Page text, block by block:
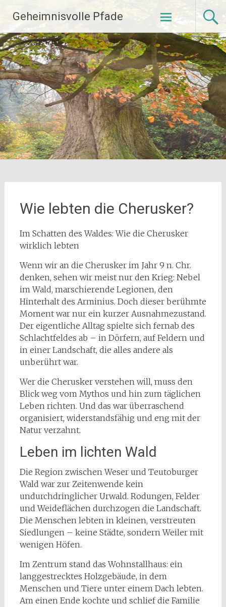
Inhalt
springen
Geheimnisvolle Pfade
Wie lebten die Cherusker?
Im Schatten des Waldes: Wie die Cherusker
wirklich lebten
Wenn wir an die Cherusker im Jahr 9 n. Chr.
denken, sehen wir meist nur den Krieg: Nebel
im Wald, marschierende Legionen, den
Hinterhalt des Arminius. Doch dieser berühmte
Moment war nur ein kurzer Ausnahmezustand.
Der eigentliche Alltag spielte sich fernab des
Schlachtfeldes ab – in Dörfern, auf Feldern und
in einer Landschaft, die alles andere als
unberührt war.
Wer die Cherusker verstehen will, muss den
Blick weg vom Mythos und hin zum täglichen
Leben richten. Und das war überraschend
organisiert, widerstandsfähig und eng mit der
Natur verzahnt.
Leben im lichten Wald
Die Region zwischen Weser und Teutoburger
Wald war zur Zeitenwende kein
undurchdringlicher Urwald. Rodungen, Felder
und Weideflächen durchzogen die Landschaft.
Die Menschen lebten in kleinen, verstreuten
Siedlungen – keine Städte, sondern Weiler mit
wenigen Höfen.
Im Zentrum stand das Wohnstallhaus: ein
langgestrecktes Holzgebäude, in dem
Menschen und Tiere unter einem Dach lebten.
Am einen Ende kochte und schlief die Familie